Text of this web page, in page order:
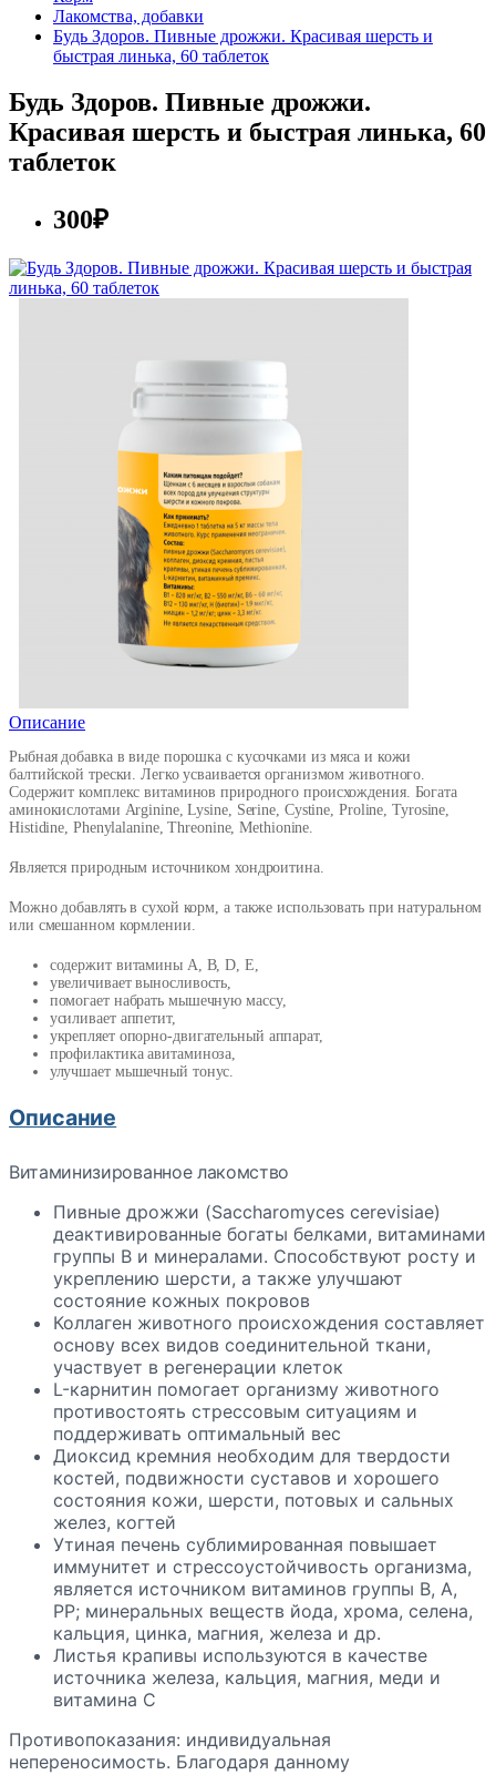
Лакомства, добавки
Будь Здоров. Пивные дрожжи. Красивая шерсть и
быстрая линька, 60 таблеток
Будь Здоров. Пивные дрожжи.
Красивая шерсть и быстрая линька, 60
таблеток
300₽
Описание
Рыбная добавка в виде порошка с кусочками из мяса и кожи
балтийской трески. Легко усваивается организмом животного.
Содержит комплекс витаминов природного происхождения. Богата
аминокислотами Arginine, Lysine, Serine, Cystine, Proline, Tyrosine,
Histidine, Phenylalanine, Threonine, Methionine.
Является природным источником хондроитина.
Можно добавлять в сухой корм, а также использовать при натуральном
или смешанном кормлении.
содержит витамины А, В, D, Е,
увеличивает выносливость,
помогает набрать мышечную массу,
усиливает аппетит,
укрепляет опорно-двигательный аппарат,
профилактика авитаминоза,
улучшает мышечный тонус.
Описание
Витаминизированное лакомство
Пивные дрожжи (Saccharomyces cerevisiae)
деактивированные богаты белками, витаминами
группы B и минералами. Способствуют росту и
укреплению шерсти, а также улучшают
состояние кожных покровов
Коллаген животного происхождения составляет
основу всех видов соединительной ткани,
участвует в регенерации клеток
L-карнитин помогает организму животного
противостоять стрессовым ситуациям и
поддерживать оптимальный вес
Диоксид кремния необходим для твердости
костей, подвижности суставов и хорошего
состояния кожи, шерсти, потовых и сальных
желез, когтей
Утиная печень сублимированная повышает
иммунитет и стрессоустойчивость организма,
является источником витаминов группы В, А,
РР; минеральных веществ йода, хрома, селена,
кальция, цинка, магния, железа и др.
Листья крапивы используются в качестве
источника железа, кальция, магния, меди и
витамина С
Противопоказания: индивидуальная
непереносимость. Благодаря данному